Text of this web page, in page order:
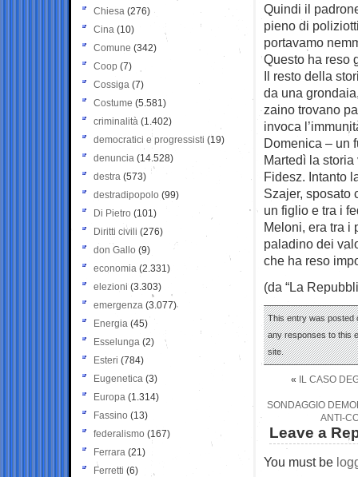
Quindi il
pieno di
portavamo
Questo ha reso
Il resto della
da una
zaino trovano
invoca
Domenica – un
Martedì la
Fidesz. Intanto
Szajer, sposato
un figlio e tra i
Meloni, era tra i
paladino dei
che ha reso
(da “La
This entry was posted
any responses to this
site.
« IL CASO
SONDAGGIO
ANTI-
Leave a
You must be
Chiesa (276)
Cina (10)
Comune (342)
Coop (7)
Cossiga (7)
Costume (5.581)
criminalità (1.402)
democratici e progressisti (19)
denuncia (14.528)
destra (573)
destradipopolo (99)
Di Pietro (101)
Diritti civili (276)
don Gallo (9)
economia (2.331)
elezioni (3.303)
emergenza (3.077)
Energia (45)
Esselunga (2)
Esteri (784)
Eugenetica (3)
Europa (1.314)
Fassino (13)
federalismo (167)
Ferrara (21)
Ferretti (6)